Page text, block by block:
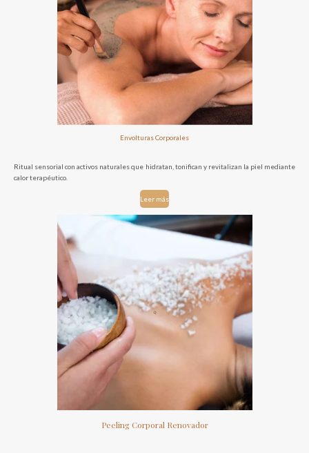
Envolturas Corporales
Ritual sensorial con activos naturales que hidratan, tonifican y revitalizan la piel mediante
calor terapéutico.
Leer más
Peeling Corporal Renovador